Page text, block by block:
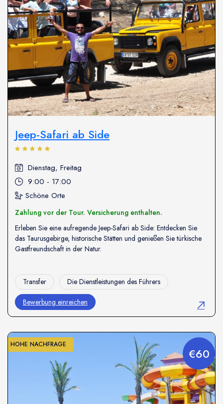
Jeep-Safari ab Side
Dienstag, Freitag
9:00 - 17:00
Schöne Orte
Zahlung vor der Tour. Versicherung enthalten.
Erleben Sie eine aufregende Jeep-Safari ab Side: Entdecken Sie
das Taurusgebirge, historische Stätten und genießen Sie türkische
Gastfreundschaft in der Natur.
Transfer Die Dienstleistungen des Führers
Bewerbung einreichen
€60
HOHE NACHFRAGE